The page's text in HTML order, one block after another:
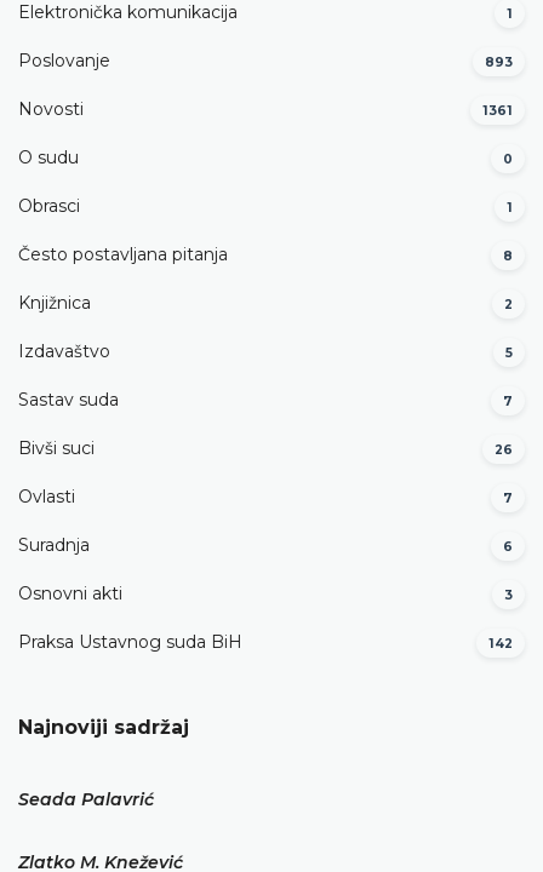
Elektronička komunikacija 1
Poslovanje 893
Novosti 1361
O sudu 0
Obrasci 1
Često postavljana pitanja 8
Knjižnica 2
Izdavaštvo 5
Sastav suda 7
Bivši suci 26
Ovlasti 7
Suradnja 6
Osnovni akti 3
Praksa Ustavnog suda BiH 142
Najnoviji sadržaj
Seada Palavrić
Zlatko M. Knežević